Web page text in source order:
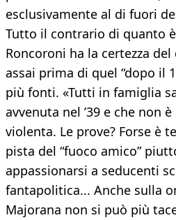
esclusivamente al di fuori
Tutto il contrario di quanto
Roncoroni ha la certezza
assai prima di quel “dopo il
più fonti. «Tutti in famiglia
avvenuta nel ’39 e che non
violenta. Le prove? Forse è
pista del “fuoco amico”
appassionarsi a seducenti
fantapolitica... Anche sulla
Majorana non si può più